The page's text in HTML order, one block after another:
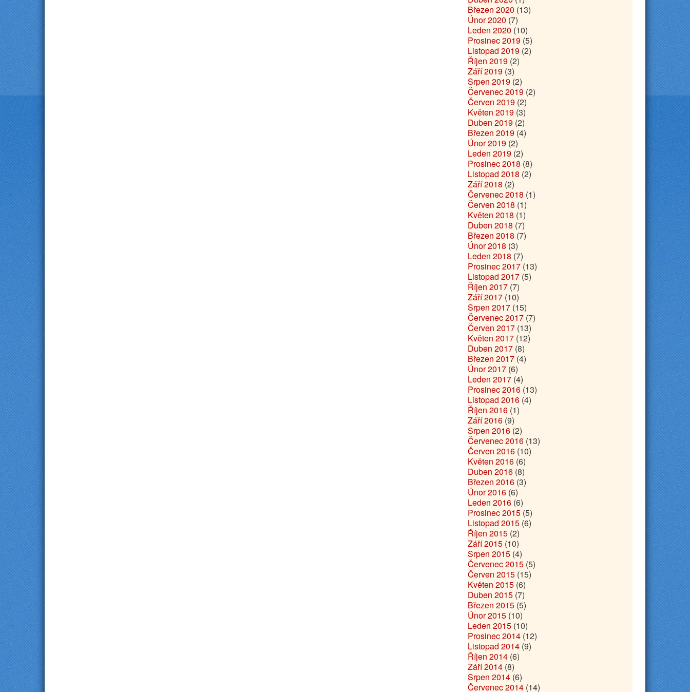
Březen 2020 (13)
Únor 2020 (7)
Leden 2020 (10)
Prosinec 2019 (5)
Listopad 2019 (2)
Říjen 2019 (2)
Září 2019 (3)
Srpen 2019 (2)
Červenec 2019 (2)
Červen 2019 (2)
Květen 2019 (3)
Duben 2019 (2)
Březen 2019 (4)
Únor 2019 (2)
Leden 2019 (2)
Prosinec 2018 (8)
Listopad 2018 (2)
Září 2018 (2)
Červenec 2018 (1)
Červen 2018 (1)
Květen 2018 (1)
Duben 2018 (7)
Březen 2018 (7)
Únor 2018 (3)
Leden 2018 (7)
Prosinec 2017 (13)
Listopad 2017 (5)
Říjen 2017 (7)
Září 2017 (10)
Srpen 2017 (15)
Červenec 2017 (7)
Červen 2017 (13)
Květen 2017 (12)
Duben 2017 (8)
Březen 2017 (4)
Únor 2017 (6)
Leden 2017 (4)
Prosinec 2016 (13)
Listopad 2016 (4)
Říjen 2016 (1)
Září 2016 (9)
Srpen 2016 (2)
Červenec 2016 (13)
Červen 2016 (10)
Květen 2016 (6)
Duben 2016 (8)
Březen 2016 (3)
Únor 2016 (6)
Leden 2016 (6)
Prosinec 2015 (5)
Listopad 2015 (6)
Říjen 2015 (2)
Září 2015 (10)
Srpen 2015 (4)
Červenec 2015 (5)
Červen 2015 (15)
Květen 2015 (6)
Duben 2015 (7)
Březen 2015 (5)
Únor 2015 (10)
Leden 2015 (10)
Prosinec 2014 (12)
Listopad 2014 (9)
Říjen 2014 (6)
Září 2014 (8)
Srpen 2014 (6)
Červenec 2014 (14)